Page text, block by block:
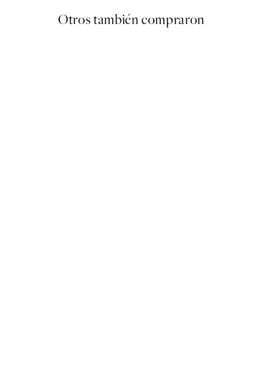
Otros también compraron